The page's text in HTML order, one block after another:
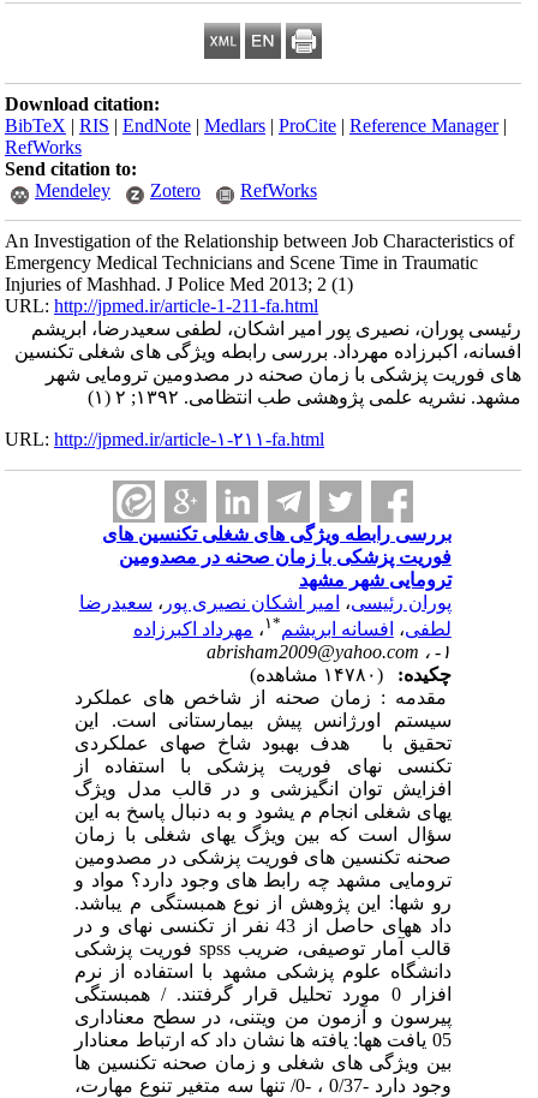
Download citation:
BibTeX |RIS |EndNote |Medlars |ProCite |Reference Manager
RefWorks
Send citation to:
Mendeley
Zotero RefWorks
An Investigation of the Relationship between Job Characteristics of
Emergency Medical Technicians and Scene Time in Traumatic
Injuries of Mashhad. J Police Med 2013; 2 (1)
URL:http://jpmed.ir/article-1-211-fa.html
رئیسی پوران، نصیری پور امیر اشکان، لطفی سعیدرضا، ابریشم
افسانه، اکبرزاده مهرداد. بررسی رابطه ویژگی های شغلی تکنسین
های فوریت پزشکی با زمان صحنه در مصدومین ترومایی شهر
مشهد. نشریه علمی پژوهشی طب انتظامی. ۱۳۹۲; ۲ (۱)
URL:http://jpmed.ir/article-۱-۲۱۱-fa.html
بررسی رابطه ویژگی های شغلی تکنسین های
فوریت پزشکی با زمان صحنه در مصدومین
ترومایی شهر مشهد
پوران رئیسی،امیر اشکان نصیری پور، سعیدرضا
لطفی،افسانه ابریشم ۱،مهرداد اکبرزاده
abrisham2009@yahoo.com
چکیده:
مقدمه : زمان صحنه از شاخص های عملکرد
سیستم اورژانس پیش بیمارستانی است. این
تحقیق با هدف بهبود شاخ صهای عملکردی
تکنسی نهای فوریت پزشکی با استفاده از
افزایش توان انگیزشی و در قالب مدل ویژگ
یهای شغلی انجام م یشود و به دنبال پاسخ به این
سؤال است که بین ویژگ یهای شغلی با زمان
صحنه تکنسین های فوریت پزشکی در مصدومین
ترومایی مشهد چه رابط های وجود دارد؟ مواد و
رو شها: این پژوهش از نوع همبستگی م یباشد.
داد ههای حاصل از 43 نفر از تکنسی نهای و در
قالب آمار توصیفی، ضریب spss فوریت پزشکی
دانشگاه علوم پزشکی مشهد با استفاده از نرم
افزار 0 مورد تحلیل قرار گرفتند. / همبستگی
پیرسون و آزمون من ویتنی، در سطح معناداری
05 یافت هها: یافته ها نشان داد که ارتباط معنادار
بین ویژگی های شغلی و زمان صحنه تکنسین ها
وجود دارد -0/37 ، -0/ تنها سه متغیر تنوع مهارت،